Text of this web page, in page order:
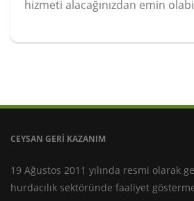
hizmeti alacağınızdan emin
CEYSAN GERİ KAZANIM
19 Ağustos 2011 yılında resmi olarak
hurdacılık sektöründe faaliyet